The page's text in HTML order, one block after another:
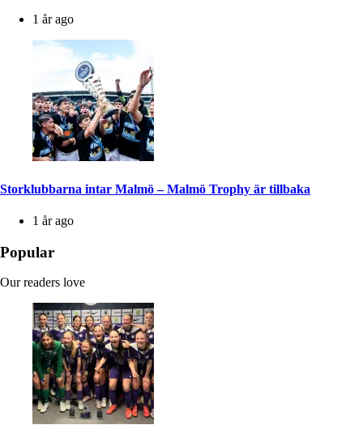
1 år ago
Storklubbarna intar Malmö – Malmö Trophy är tillbaka
1 år ago
Popular
Our readers love